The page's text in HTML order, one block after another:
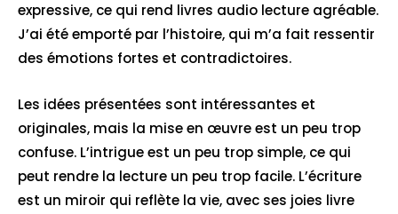
expressive, ce qui rend livres audio lecture agréable.
J’ai été emporté par l’histoire, qui m’a fait ressentir
des émotions fortes et contradictoires.
Les idées présentées sont intéressantes et
originales, mais la mise en œuvre est un peu trop
confuse. L’intrigue est un peu trop simple, ce qui
peut rendre la lecture un peu trop facile. L’écriture
est un miroir qui reflète la vie, avec ses joies livre